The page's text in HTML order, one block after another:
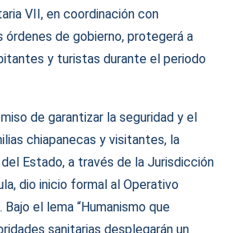
VII, en coordinación con
órdenes de gobierno, protegerá a
y turistas durante el periodo
de garantizar la seguridad y el
chiapanecas y visitantes, la
Estado, a través de la Jurisdicción
dio inicio formal al Operativo
el lema “Humanismo que
sanitarias desplegarán un